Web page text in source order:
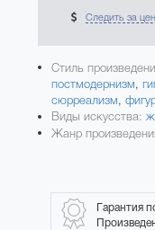
Следить за
Стиль
постмодернизм,
сюрреализм,
Виды искусства:
Жанр
Гарантия